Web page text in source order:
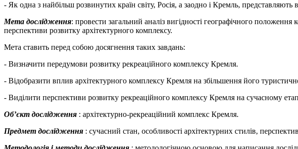
- Як одна з найбільш розвинутих країн світу, Росія, а заодно і Кремль, представляють
Мета дослідження: провести загальний аналіз вигідності географічного
перспективи розвитку архітектурного комплексу.
Мета ставить перед собою досягнення таких завдань:
- Визначити передумови розвитку рекреаційного комплексу Кремля.
- Відобразити вплив архітектурного комплексу Кремля на збільшення його
- Виділити перспективи розвитку рекреаційного комплексу Кремля на сучасному
Об’єкт дослідження : архітектурно-рекреаційний комплекс Кремля.
Предмет дослідження : сучасний стан, особливості архітектурних стилів,